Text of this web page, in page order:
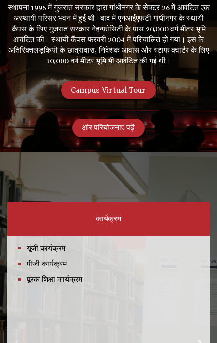
स्थापना 1995 में गुजरात सरकार द्वारा गांधीनगर के सेक्टर 26 में आवंटित एक
अस्थायी परिसर भवन में हुई थी।बाद में एनआईएफटी गांधीनगर के स्थायी
कैंपस के लिए गुजरात सरकार नेइन्फोसिटी के पास 20,000 वर्ग मीटर भूमि
आवंटित की। स्थायी कैंपस फरवरी 2004 में परिचालित हो गया। इस के
अतिरिक्तलड़कियों के छात्रावास, निदेशक आवास और स्टाफ क्वार्टर के लिए
10,000 वर्ग मीटर भूमि भी आवंटित की गई थी।
Campus Virtual Tour
और परियोजनाएं पढ़ें
कार्यक्रम
यूजी कार्यक्रम
पीजी कार्यक्रम
पूरक शिक्षा कार्यक्रम